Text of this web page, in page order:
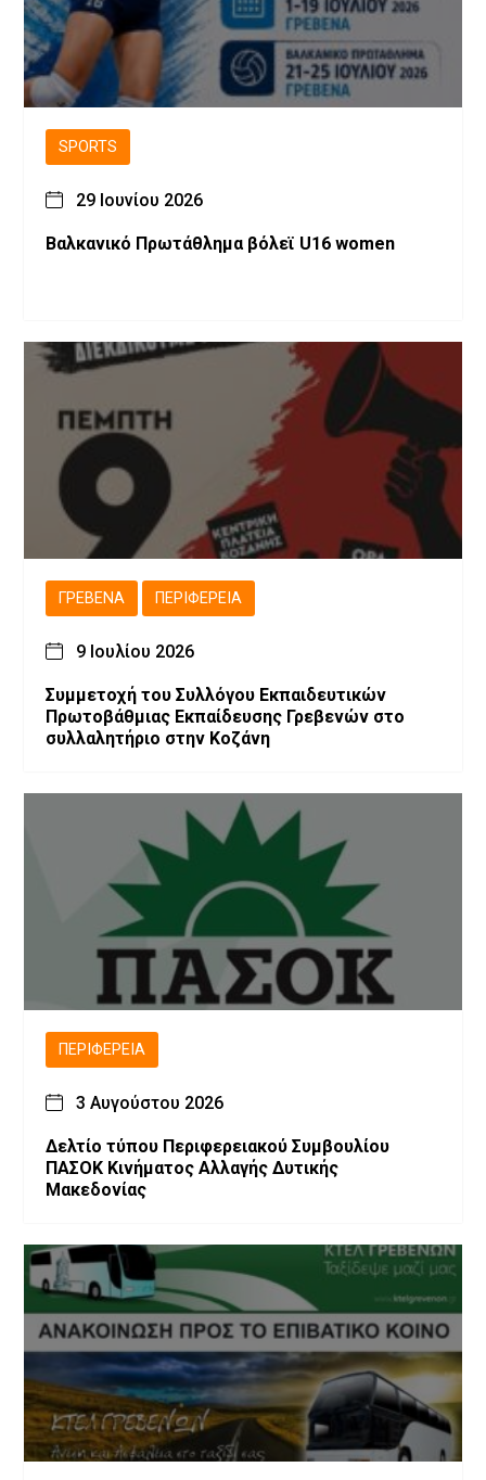
SPORTS
29 Ιουνίου 2026
Βαλκανικό Πρωτάθλημα βόλεϊ U16 women
ΓΡΕΒΕΝΆ ΠΕΡΙΦΈΡΕΙΑ
9 Ιουλίου 2026
Συμμετοχή του Συλλόγου Εκπαιδευτικών
Πρωτοβάθμιας Εκπαίδευσης Γρεβενών στο
συλλαλητήριο στην Κοζάνη
ΠΕΡΙΦΈΡΕΙΑ
3 Αυγούστου 2026
Δελτίο τύπου Περιφερειακού Συμβουλίου
ΠΑΣΟΚ Κινήματος Αλλαγής Δυτικής
Μακεδονίας